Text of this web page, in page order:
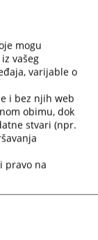
mogu
vašeg
varijable o
i bez njih web
obimu, dok
stvari (npr.
pravo na